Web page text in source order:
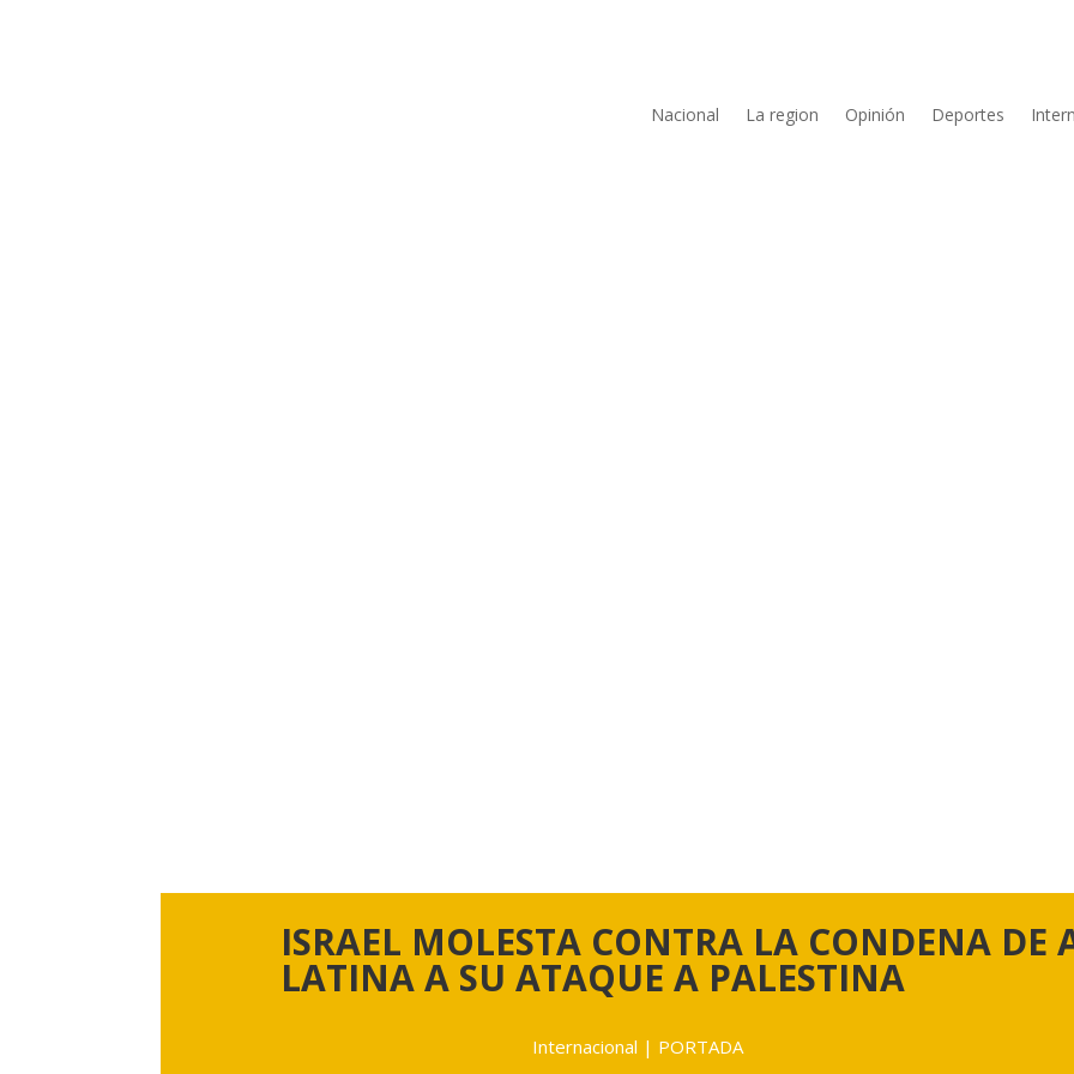
Nacional La region Opinión Deportes
ISRAEL MOLESTA CONTRA LA CONDENA DE
LATINA A SU ATAQUE A PALESTINA
Internacional | PORTADA